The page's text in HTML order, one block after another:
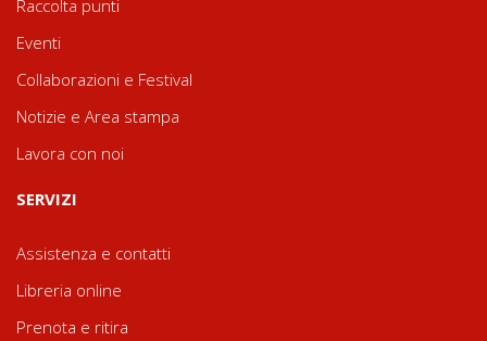
Raccolta punti
Eventi
Collaborazioni e Festival
Notizie e Area stampa
Lavora con noi
SERVIZI
Assistenza e contatti
Libreria online
Prenota e ritira